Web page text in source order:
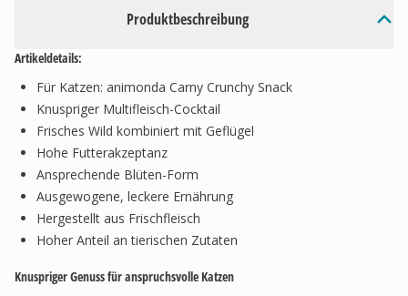
Produktbeschreibung
Artikeldetails:
Für Katzen: animonda Carny Crunchy Snack
Knuspriger Multifleisch-Cocktail
Frisches Wild kombiniert mit Geflügel
Hohe Futterakzeptanz
Ansprechende Blüten-Form
Ausgewogene, leckere Ernährung
Hergestellt aus Frischfleisch
Hoher Anteil an tierischen Zutaten
Knuspriger Genuss für anspruchsvolle Katzen